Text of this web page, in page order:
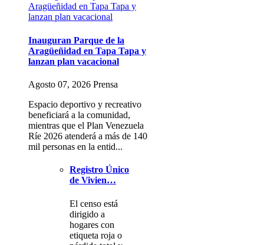
Inauguran Parque de la
Aragüeñidad en Tapa Tapa y
lanzan plan vacacional
Agosto 07, 2026 Prensa
Espacio deportivo y recreativo
beneficiará a la comunidad,
mientras que el Plan Venezuela
Ríe 2026 atenderá a más de 140
mil personas en la entid...
Registro Único
de Vivien…
El censo está
dirigido a
hogares con
etiqueta roja o